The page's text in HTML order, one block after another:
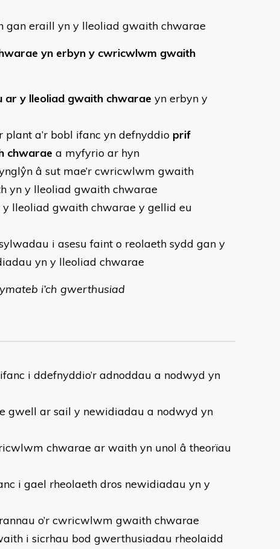
eraill yn y lleoliad gwaith chwarae
yn erbyn y cwricwlwm gwaith
ar y lleoliad gwaith chwarae yn erbyn y
a’r bobl ifanc yn defnyddio prif
chwarae a myfyrio ar hyn
â sut mae’r cwricwlwm gwaith
yn y lleoliad gwaith chwarae
lleoliad gwaith chwarae y gellid eu
i asesu faint o reolaeth sydd gan y
yn y lleoliad chwarae
i’ch gwerthusiad
i ddefnyddio’r adnoddau a nodwyd yn
ar sail y newidiadau a nodwyd yn
chwarae ar waith yn unol â theorïau
i gael rheolaeth dros newidiadau yn y
o’r cwricwlwm gwaith chwarae
i sicrhau bod gwerthusiadau rheolaidd